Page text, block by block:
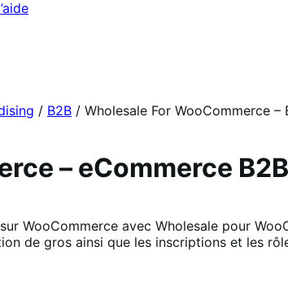
/ B2B / Wholesale For WooCommerce –
– eCommerce B2B
WooCommerce avec Wholesale pour
de gros ainsi que les inscriptions et les